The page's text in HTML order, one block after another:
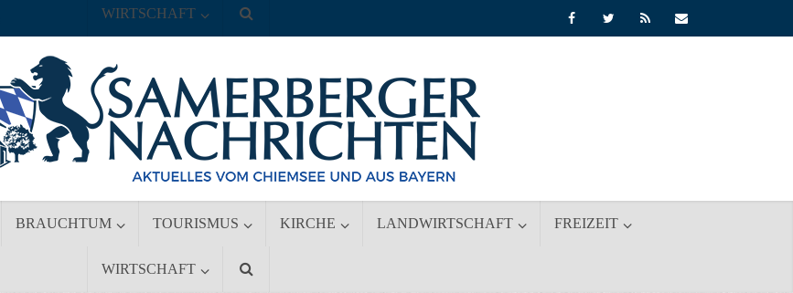
BRAUCHTUM TOURISMUS KIRCHE LANDWIRTSCHAFT FREIZEIT
WIRTSCHAFT
WIRTSCHAFT